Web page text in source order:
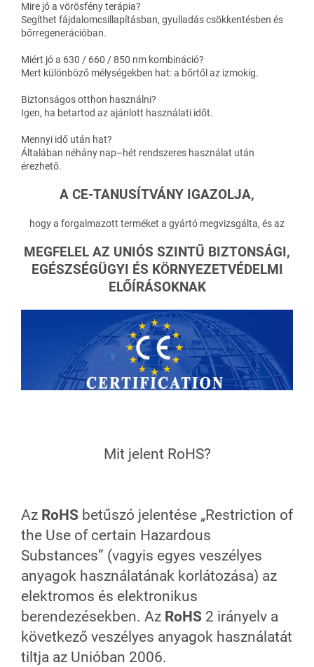
Mire jó a vörösfény terápia?
Segíthet fájdalomcsillapításban, gyulladás csökkentésben és
bőrregenerációban.
Miért jó a 630 / 660 / 850 nm kombináció?
Mert különböző mélységekben hat: a bőrtől az izmokig.
Biztonságos otthon használni?
Igen, ha betartod az ajánlott használati időt.
Mennyi idő után hat?
Általában néhány nap–hét rendszeres használat után
érezhető.
A CE-TANUSÍTVÁNY IGAZOLJA,
hogy a forgalmazott terméket a gyártó megvizsgálta, és az
MEGFELEL AZ UNIÓS SZINTŰ BIZTONSÁGI,
EGÉSZSÉGÜGYI ÉS KÖRNYEZETVÉDELMI
ELŐÍRÁSOKNAK
Mit jelent RoHS?
Az RoHS betűszó jelentése „Restriction of
the Use of certain Hazardous
Substances” (vagyis egyes veszélyes
anyagok használatának korlátozása) az
elektromos és elektronikus
berendezésekben. Az RoHS 2 irányelv a
következő veszélyes anyagok használatát
tiltja az Unióban 2006.